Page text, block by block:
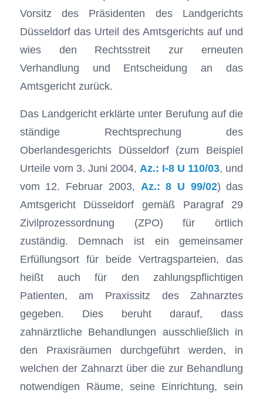
Vorsitz des Präsidenten des Landgerichts
Düsseldorf das Urteil des Amtsgerichts auf und
wies den Rechtsstreit zur erneuten
Verhandlung und Entscheidung an das
Amtsgericht zurück.
Das Landgericht erklärte unter Berufung auf die
ständige Rechtsprechung des
Oberlandesgerichts Düsseldorf (zum Beispiel
Urteile vom 3. Juni 2004, Az.: I-8 U 110/03, und
vom 12. Februar 2003, Az.: 8 U 99/02) das
Amtsgericht Düsseldorf gemäß Paragraf 29
Zivilprozessordnung (ZPO) für örtlich
zuständig. Demnach ist ein gemeinsamer
Erfüllungsort für beide Vertragsparteien, das
heißt auch für den zahlungspflichtigen
Patienten, am Praxissitz des Zahnarztes
gegeben. Dies beruht darauf, dass
zahnärztliche Behandlungen ausschließlich in
den Praxisräumen durchgeführt werden, in
welchen der Zahnarzt über die zur Behandlung
notwendigen Räume, seine Einrichtung, sein